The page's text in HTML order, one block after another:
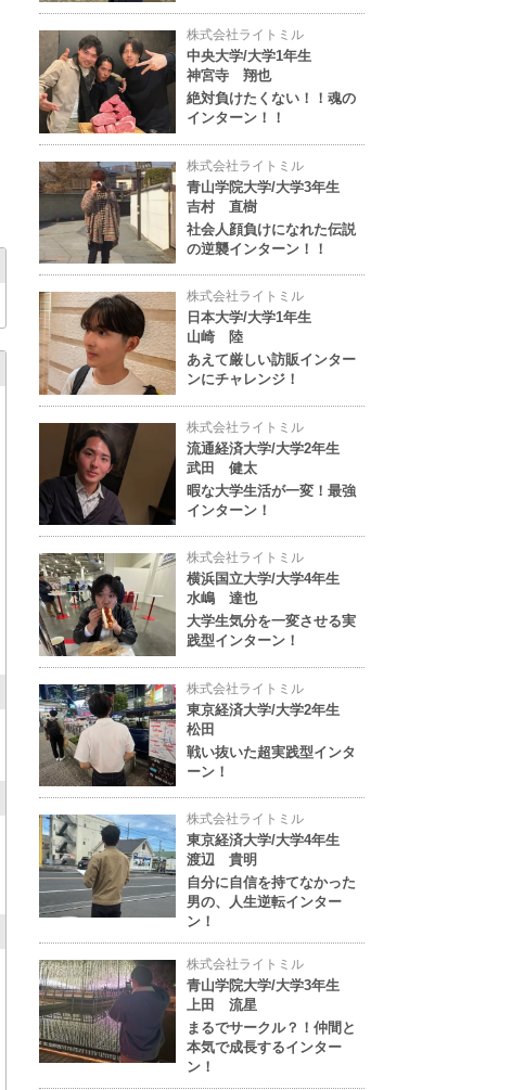
株式会社ライトミル
中央大学/大学1年生
神宮寺 翔也
絶対負けたくない！！魂の
インターン！！
株式会社ライトミル
青山学院大学/大学3年生
吉村 直樹
社会人顔負けになれた伝説
の逆襲インターン！！
株式会社ライトミル
日本大学/大学1年生
山崎 陸
あえて厳しい訪販インター
ンにチャレンジ！
株式会社ライトミル
流通経済大学/大学2年生
武田 健太
暇な大学生活が一変！最強
インターン！
株式会社ライトミル
横浜国立大学/大学4年生
水嶋 達也
大学生気分を一変させる実
践型インターン！
株式会社ライトミル
東京経済大学/大学2年生
松田
戦い抜いた超実践型インタ
ーン！
株式会社ライトミル
東京経済大学/大学4年生
渡辺 貴明
自分に自信を持てなかった
男の、人生逆転インター
ン！
株式会社ライトミル
青山学院大学/大学3年生
上田 流星
まるでサークル？！仲間と
本気で成長するインター
ン！